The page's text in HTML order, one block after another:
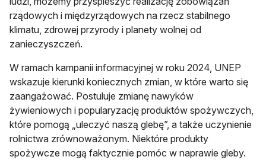
rządowych i międzyrządowych na rzecz stabilnego
klimatu, zdrowej przyrody i planety wolnej od
zanieczyszczeń.
W ramach kampanii informacyjnej w roku 2024, UNEP
wskazuje kierunki koniecznych zmian, w które warto się
zaangażować. Postuluje zmianę nawyków
żywieniowych i popularyzację produktów spożywczych,
które pomogą „uleczyć naszą glebę”, a także uczynienie
rolnictwa zrównoważonym. Niektóre produkty
spożywcze mogą faktycznie pomóc w naprawie gleby.